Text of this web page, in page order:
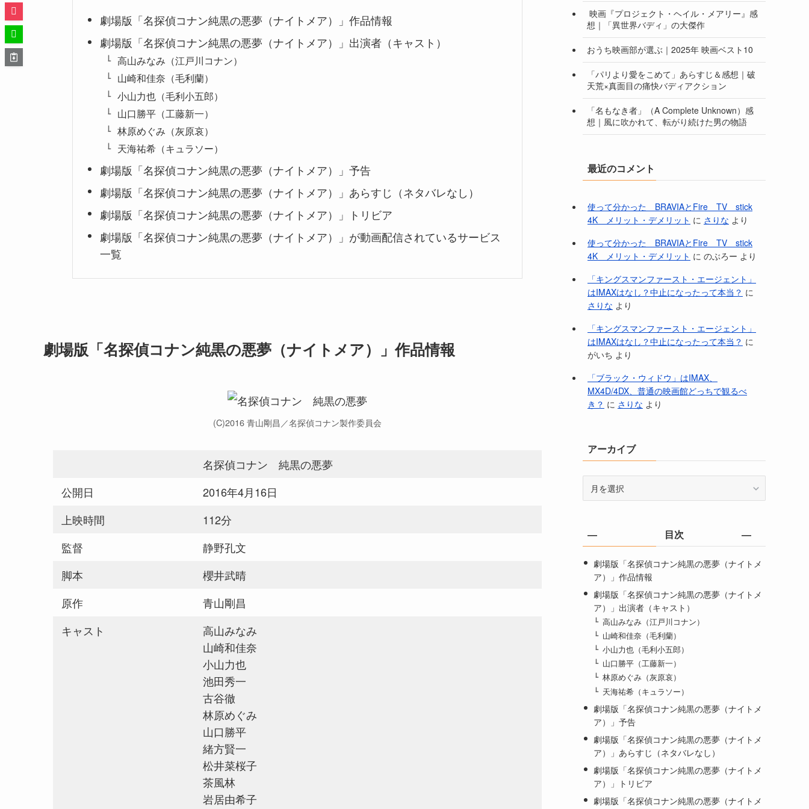
劇場版「名探偵コナン純黒の悪夢（ナイトメア）」作品情報
劇場版「名探偵コナン純黒の悪夢（ナイトメア）」出演者（キャスト）
高山みなみ（江戸川コナン）
山崎和佳奈（毛利蘭）
小山力也（毛利小五郎）
山口勝平（工藤新一）
林原めぐみ（灰原哀）
天海祐希（キュラソー）
劇場版「名探偵コナン純黒の悪夢（ナイトメア）」予告
劇場版「名探偵コナン純黒の悪夢（ナイトメア）」あらすじ（ネタバレなし）
劇場版「名探偵コナン純黒の悪夢（ナイトメア）」トリビア
劇場版「名探偵コナン純黒の悪夢（ナイトメア）」が動画配信されているサービス
一覧
劇場版「名探偵コナン純黒の悪夢（ナイトメア）」作品情報
(C)2016 青山剛昌／名探偵コナン製作委員会
名探偵コナン 純黒の悪夢
公開日
2016年4月16日
上映時間
112分
監督
静野孔文
脚本
櫻井武晴
原作
青山剛昌
キャスト
高山みなみ
山崎和佳奈
小山力也
池田秀一
古谷徹
林原めぐみ
山口勝平
緒方賢一
松井菜桜子
茶風林
岩居由希子
映画『プロジェクト・ヘイル・メアリー』感
想｜「異世界バディ」の大傑作
おうち映画部が選ぶ｜2025年 映画ベスト10
「パリより愛をこめて」あらすじ＆感想｜破
天荒×真面目の痛快バディアクション
「名もなき者」（A Complete Unknown）感
想｜風に吹かれて、転がり続けた男の物語
最近のコメント
使って分かった BRAVIAとFire TV stick
4K メリット・デメリット に さりな より
使って分かった BRAVIAとFire TV stick
4K メリット・デメリット に のぶろー より
「キングスマンファースト・エージェント」
はIMAXはなし？中止になったって本当？ に
さりな より
「キングスマンファースト・エージェント」
はIMAXはなし？中止になったって本当？ に
がいち より
「ブラック・ウィドウ」はIMAX、
MX4D/4DX、普通の映画館どっちで観るべ
き？ に さりな より
アーカイブ
ブ
― 目次 ―
劇場版「名探偵コナン純黒の悪夢（ナイトメ
ア）」作品情報
劇場版「名探偵コナン純黒の悪夢（ナイトメ
ア）」出演者（キャスト）
高山みなみ（江戸川コナン）
山崎和佳奈（毛利蘭）
小山力也（毛利小五郎）
山口勝平（工藤新一）
林原めぐみ（灰原哀）
天海祐希（キュラソー）
劇場版「名探偵コナン純黒の悪夢（ナイトメ
ア）」予告
劇場版「名探偵コナン純黒の悪夢（ナイトメ
ア）」あらすじ（ネタバレなし）
劇場版「名探偵コナン純黒の悪夢（ナイトメ
ア）」トリビア
劇場版「名探偵コナン純黒の悪夢（ナイトメ